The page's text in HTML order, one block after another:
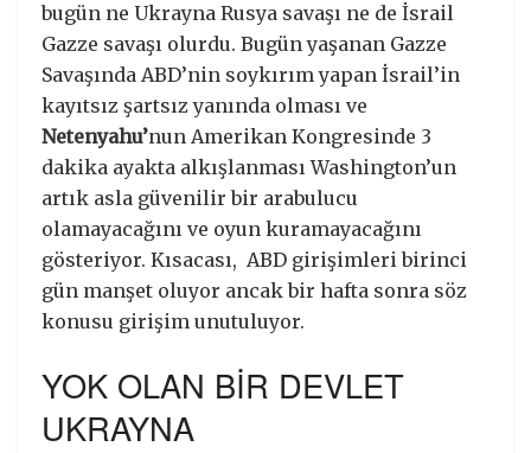
bugün ne Ukrayna Rusya savaşı ne de İsrail
Gazze savaşı olurdu. Bugün yaşanan Gazze
Savaşında ABD’nin soykırım yapan İsrail’in
kayıtsız şartsız yanında olması ve
Netenyahu’nun Amerikan Kongresinde 3
dakika ayakta alkışlanması Washington’un
artık asla güvenilir bir arabulucu
olamayacağını ve oyun kuramayacağını
gösteriyor. Kısacası, ABD girişimleri birinci
gün manşet oluyor ancak bir hafta sonra söz
konusu girişim unutuluyor.
YOK OLAN BİR DEVLET
UKRAYNA